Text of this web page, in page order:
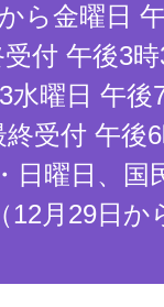
ら金曜日
受付 午後3
水曜日 午後
終受付 午
日曜日、国
12月29日か